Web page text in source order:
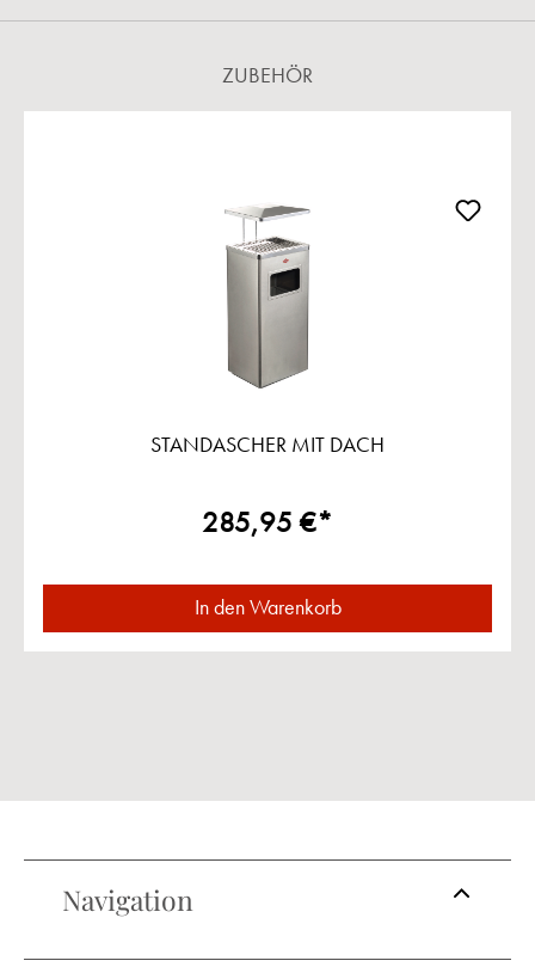
ZUBEHÖR
STANDASCHER MIT DACH
285,95 €*
In den Warenkorb
Navigation